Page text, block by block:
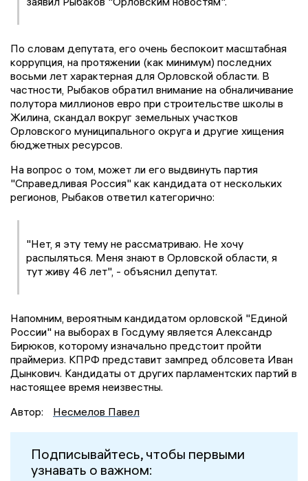
По словам депутата, его очень беспокоит масштабная
коррупция, на протяжении (как минимум) последних
восьми лет характерная для Орловской области. В
частности, Рыбаков обратил внимание на обналичивание
полутора миллионов евро при строительстве школы в
Жилина, скандал вокруг земельных участков
Орловского муниципального округа и другие хищения
бюджетных ресурсов.
На вопрос о том, может ли его выдвинуть партия
"Справедливая Россия" как кандидата от нескольких
регионов, Рыбаков ответил категорично:
"Нет, я эту тему не рассматриваю. Не хочу
распыляться. Меня знают в Орловской области, я
тут живу 46 лет", - объяснил депутат.
Напомним, вероятным кандидатом орловской "Единой
России" на выборах в Госдуму является Александр
Бирюков, которому изначально предстоит пройти
праймериз. КПРФ представит зампред облсовета Иван
Дынкович. Кандидаты от других парламентских партий в
настоящее время неизвестны.
Автор:
Несмелов Павел
Подписывайтесь, чтобы первыми
узнавать о важном: